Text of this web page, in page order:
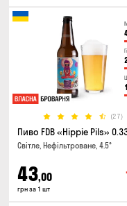
(27)
Пиво FDB «Hippie Pils»
Світле, Нефільтроване, 4.5°
43,00
грн за 1 шт